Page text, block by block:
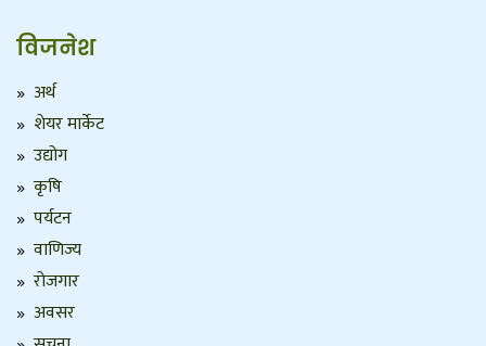
विजनेश
अर्थ
शेयर मार्केट
उद्योग
कृषि
पर्यटन
वाणिज्य
रोजगार
अवसर